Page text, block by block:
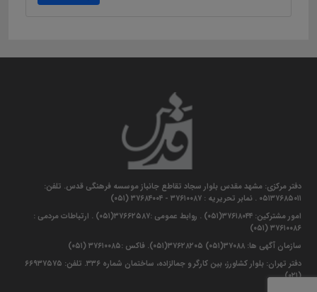
دفتر مرکزی: مشهد مقدس بلوار سجاد تقاطع جانباز موسسه فرهنگی قدس. تلفن:
۰۵۱۳۷۶۸۵۰۱۱ . نمابر تحریریه : ۳۷۶۱۰۰۸۷ - ۳۷۶۸۴۰۰۴ (۰۵۱)
امور مشترکین: ۳۷۶۱۸۰۴۴(۰۵۱) . روابط عمومی :۳۷۶۶۲۵۸۷(۰۵۱) . ارتباطات مردمی :
۳۷۶۱۰۰۸۶ (۰۵۱)
سازمان آگهی ها: ۳۷۰۸۸(۰۵۱) ۳۷۶۲۸۲۰۵(۰۵۱). فاکس :۳۷۶۱۰۰۸۵ (۰۵۱)
دفتر تهران: بلوار کشاورز، بین کارگر و جمالزاده، ساختمان شماره ۳۳۶. تلفن: ۶۶۹۳۷۵۷۵
(۰۲۱)